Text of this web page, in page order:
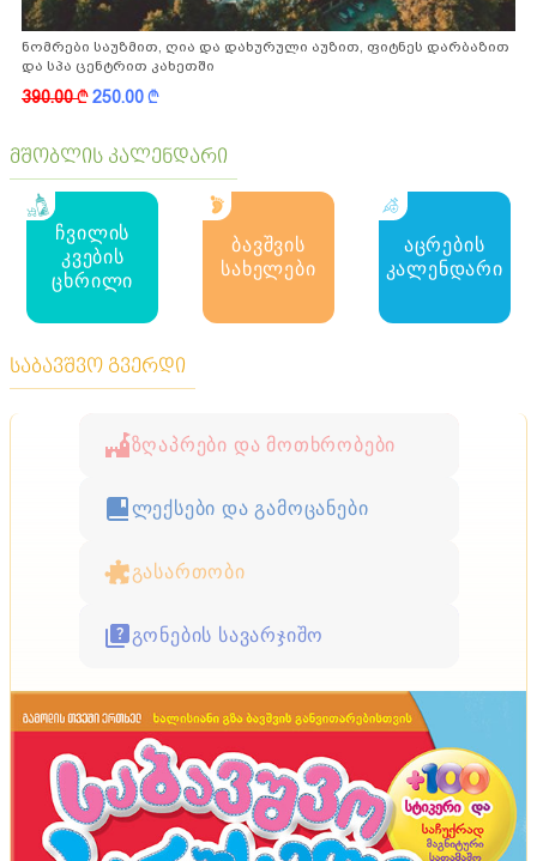
ნომრები საუზმით, ღია და დახურული აუზით, ფიტნეს დარბაზით
და სპა ცენტრით კახეთში
390.00k250.00k
მშობლის კალენდარი
ჩვილის
კვების
ცხრილი
ბავშვის
სახელები
აცრების
კალენდარი
საბავშვო გვერდი
ზღაპრები და მოთხრობები
ლექსები და გამოცანები
გასართობი
გონების სავარჯიშო